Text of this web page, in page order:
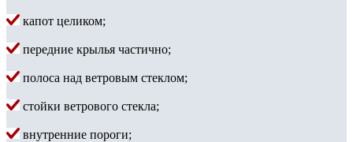
капот целиком;
передние крылья частично;
полоса над ветровым стеклом;
стойки ветрового стекла;
внутренние пороги;